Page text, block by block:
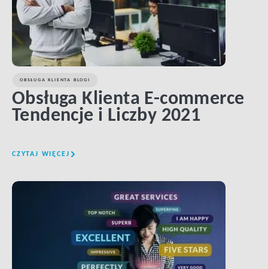
OBSŁUGA KLIENTA BLOGI
Obsługa Klienta E-commerce
Tendencje i Liczby 2021
CZYTAJ WIĘCEJ
LINK BTN